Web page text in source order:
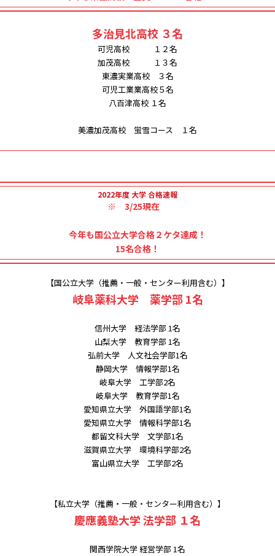
多治見北高校 ３名
可児高校 １２名
加茂高校 １３名
東濃実業高校 ３名
可児工業業高校５名
八百津高校 １名
美濃加茂高校 蛍雪コース １名
2022年度 大学 合格速報
※ 3/25現在
今年も国公立大学合格２ケタ達成！
15名合格！
【国公立大学（推薦・一般・センター利用含む）】
岐阜薬科大学 薬学部 1名
信州大学 経法学部 1名
山梨大学 教育学部 1名
弘前大学 人文社会学部1名
静岡大学 情報学部1名
岐阜大学 工学部2名
岐阜大学 教育学部1名
愛知県立大学 外国語学部1名
愛知県立大学 情報科学部1名
都留文科大学 文学部1名
滋賀県立大学 環境科学部2名
富山県立大学 工学部2名
【私立大学（推薦・一般・センター利用含む）】
慶應義塾大学 法学部 １名
関西学院大学 経営学部 1名